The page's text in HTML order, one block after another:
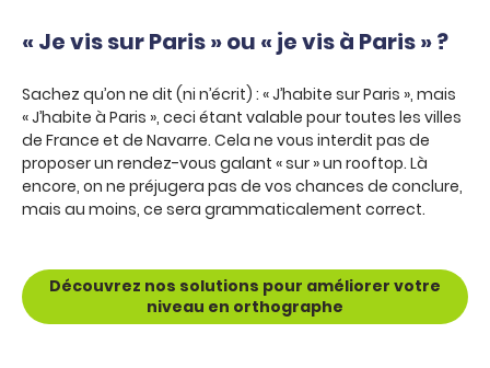
« Je vis sur Paris » ou « je vis à Paris » ?
Sachez qu’on ne dit (ni n’écrit) : « J’habite sur Paris », mais
« J’habite à Paris », ceci étant valable pour toutes les villes
de France et de Navarre. Cela ne vous interdit pas de
proposer un rendez-vous galant « sur » un rooftop. Là
encore, on ne préjugera pas de vos chances de conclure,
mais au moins, ce sera grammaticalement correct.
Découvrez nos solutions pour améliorer votre
niveau en orthographe